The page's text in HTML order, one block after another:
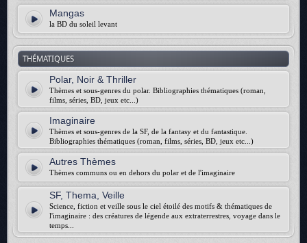
Mangas
la BD du soleil levant
THÉMATIQUES
Polar, Noir & Thriller
Thèmes et sous-genres du polar. Bibliographies thématiques (roman,
films, séries, BD, jeux etc...)
Imaginaire
Thèmes et sous-genres de la SF, de la fantasy et du fantastique.
Bibliographies thématiques (roman, films, séries, BD, jeux etc...)
Autres Thèmes
Thèmes communs ou en dehors du polar et de l'imaginaire
SF, Thema, Veille
Science, fiction et veille sous le ciel étoilé des motifs & thématiques de
l'imaginaire : des créatures de légende aux extraterrestres, voyage dans le
temps...